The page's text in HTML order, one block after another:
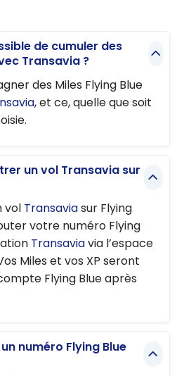
de cumuler des
Transavia ?
des Miles Flying Blue
, et ce, quelle que soit
un vol Transavia sur
vol Transaviasur Flying
votre numéro Flying
Transaviavia l’espace
Miles et vos XP seront
Flying Blue après
numéro Flying Blue